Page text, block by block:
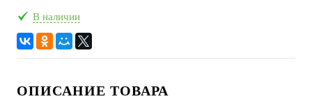
В наличии
ОПИСАНИЕ ТОВАРА